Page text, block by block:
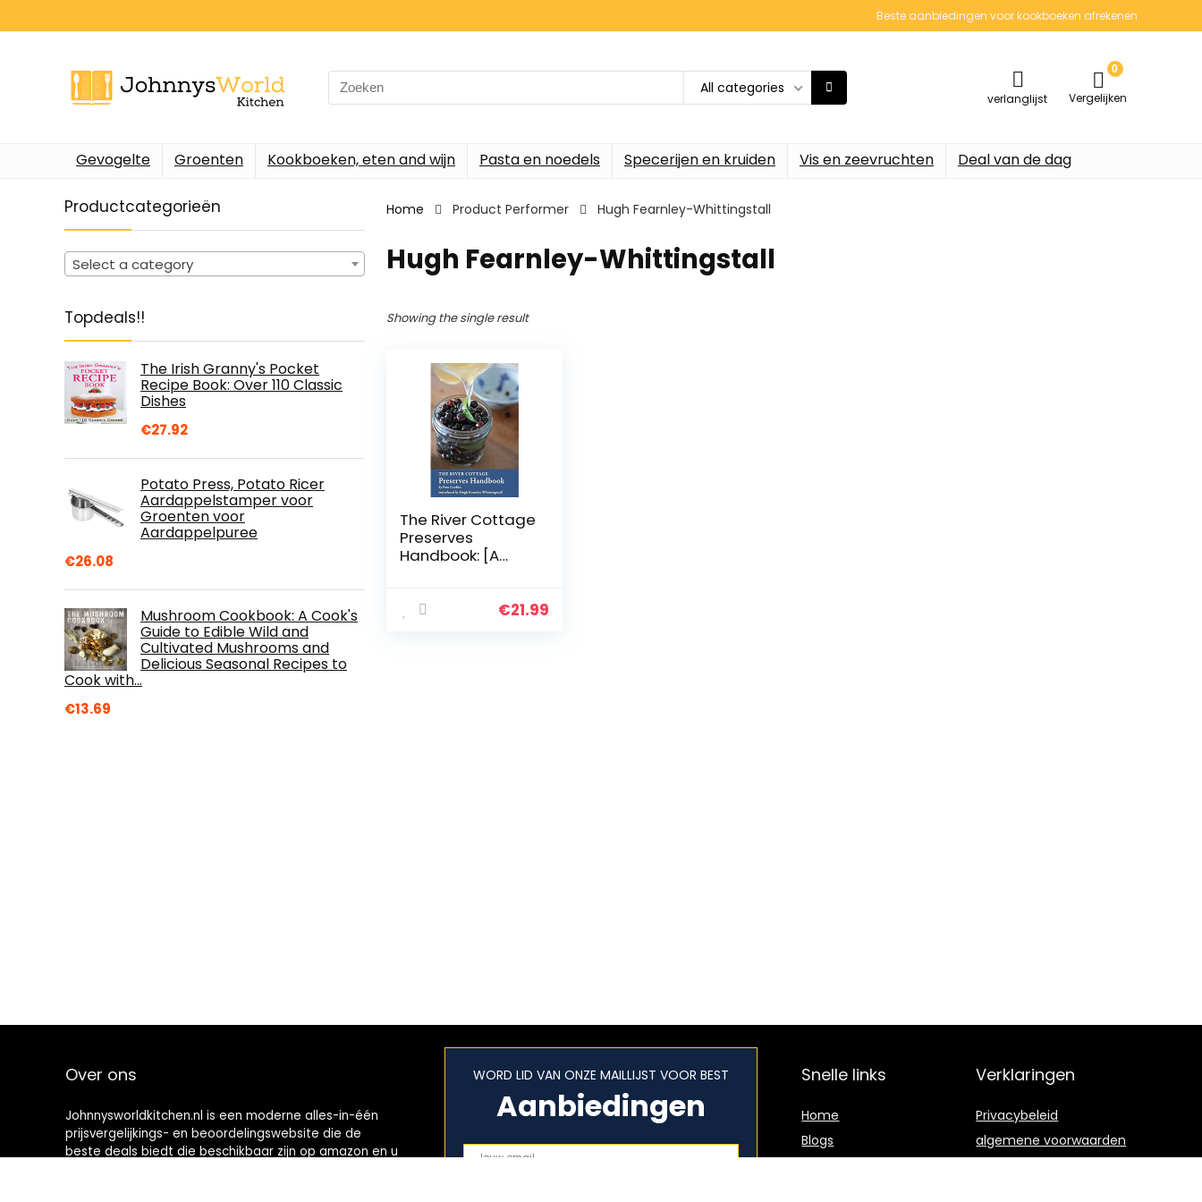
Beste aanbiedingen voor kookboeken afrekenen
Search
for:
All categories
verlanglijst
0
Vergelijken
Gevogelte Groenten Kookboeken, eten and wijn Pasta en noedels Specerijen en kruiden Vis en zeevruchten Deal van de dag
Productcategorieën
Select a category
Topdeals!!
The Irish Granny's Pocket
Recipe Book: Over 110 Classic
Dishes
€27.92
Potato Press, Potato Ricer
Aardappelstamper voor
Groenten voor
Aardappelpuree
€26.08
Mushroom Cookbook: A Cook's
Guide to Edible Wild and
Cultivated Mushrooms and
Delicious Seasonal Recipes to
Cook with…
€13.69
Home Product Performer Hugh Fearnley-Whittingstall
Hugh Fearnley-Whittingstall
Showing the single result
The River Cottage
Preserves
Handbook: [A
€21.99
Over ons
Johnnysworldkitchen.nl is een moderne alles-in-één
prijsvergelijkings- en beoordelingswebsite die de
beste deals biedt die beschikbaar zijn op amazon en u
WORD LID VAN ONZE MAILLIJST VOOR BEST
Aanbiedingen
Snelle links
Home
Blogs
Verklaringen
Privacybeleid
algemene voorwaarden